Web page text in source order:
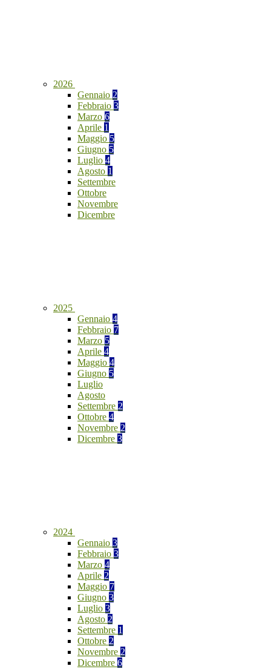
2026
Gennaio 2
Febbraio 3
Marzo 6
Aprile 1
Maggio 5
Giugno 5
Luglio 4
Agosto 1
Settembre
Ottobre
Novembre
Dicembre
2025
Gennaio 4
Febbraio 7
Marzo 5
Aprile 4
Maggio 4
Giugno 5
Luglio
Agosto
Settembre 2
Ottobre 4
Novembre 2
Dicembre 3
2024
Gennaio 3
Febbraio 3
Marzo 4
Aprile 2
Maggio 7
Giugno 3
Luglio 3
Agosto 2
Settembre 1
Ottobre 2
Novembre 2
Dicembre 6